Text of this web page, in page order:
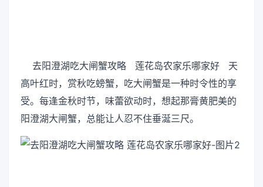
去阳澄湖吃大闸蟹攻略 莲花岛农家乐哪家好 天
高叶红时，赏秋吃螃蟹，吃大闸蟹是一种时令性的享
受。每逢金秋时节，味蕾欲动时，想起那膏黄肥美的
阳澄湖大闸蟹，总能让人忍不住垂涎三尺。